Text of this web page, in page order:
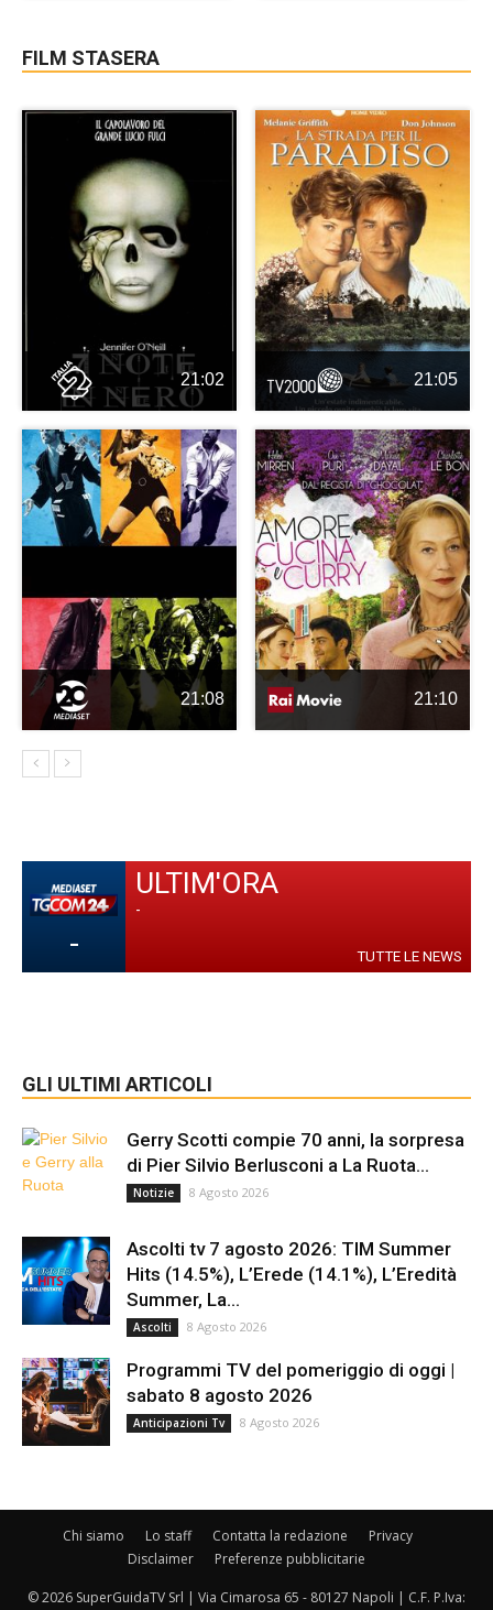
FILM STASERA
21:02 21:05
21:08 21:10
-
ULTIM'ORA
-
TUTTE LE NEWS
GLI ULTIMI ARTICOLI
Gerry Scotti compie 70 anni, la sorpresa
di Pier Silvio Berlusconi a La Ruota...
Notizie 8 Agosto 2026
Ascolti tv 7 agosto 2026: TIM Summer
Hits (14.5%), L’Erede (14.1%), L’Eredità
Summer, La...
Ascolti 8 Agosto 2026
Programmi TV del pomeriggio di oggi |
sabato 8 agosto 2026
Anticipazioni Tv 8 Agosto 2026
Chi siamo Lo staff Contatta la redazione
Privacy
Disclaimer
Preferenze pubblicitarie
© 2026 SuperGuidaTV Srl | Via Cimarosa 65 - 80127 Napoli | C.F. P.Iva: